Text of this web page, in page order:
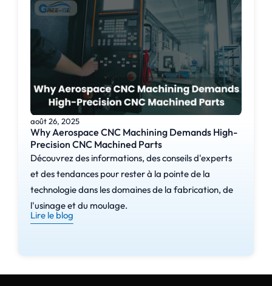
août 26, 2025
Why Aerospace CNC Machining Demands High-
Precision CNC Machined Parts
Découvrez des informations, des conseils d'experts
et des tendances pour rester à la pointe de la
technologie dans les domaines de la fabrication, de
l'usinage et du moulage.
Lire le blog